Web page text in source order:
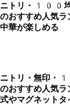
ニトリ・100均
おすすめ人気
華が楽しめる
ニトリ・無印
おすすめ人気
やマグネットタ